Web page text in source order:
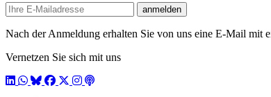
E-mail
anmelden
Nach der Anmeldung erhalten Sie von uns eine E-Mail mit
Vernetzen Sie sich mit uns
LinkedIn
WhatsApp
BlueSky
Facebook
X / Twitter
Instagram
Podcast